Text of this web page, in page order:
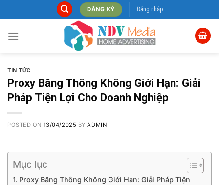
to
content
ĐĂNG KÝ Đăng nhập
TIN TỨC
Proxy Băng Thông Không Giới Hạn: Giải
Pháp Tiện Lợi Cho Doanh Nghiệp
POSTED ON 13/04/2025 BYADMIN
Mục lục
Proxy Băng Thông Không Giới Hạn: Giải Pháp Tiện